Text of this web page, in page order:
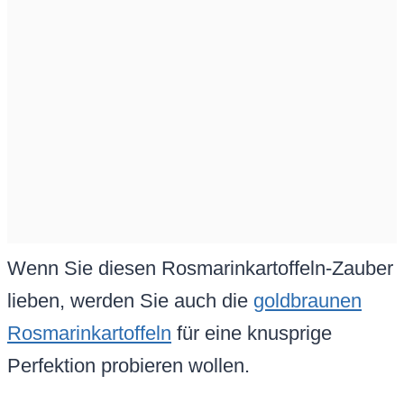
Wenn Sie diesen Rosmarinkartoffeln-Zauber
lieben, werden Sie auch die goldbraunen
Rosmarinkartoffeln für eine knusprige
Perfektion probieren wollen.